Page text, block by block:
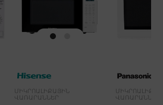
ՄԻԿՐՈԱԼԻՔԱՅԻՆ
ՎԱՌԱՐԱՆՆԵՐ
ՎԱՌԱՐԱՆՆԵՐ